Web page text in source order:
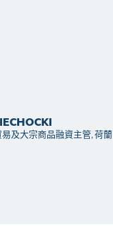
及大宗商品融資主管, 荷蘭